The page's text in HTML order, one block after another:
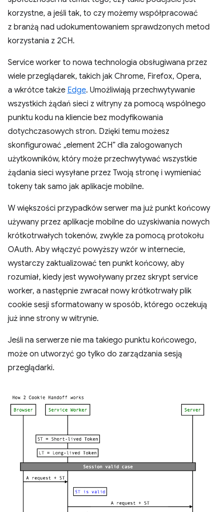
korzystne, a jeśli tak, to czy możemy współpracować
z branżą nad udokumentowaniem sprawdzonych metod
korzystania z 2CH.
Service worker to nowa technologia obsługiwana przez
wiele przeglądarek, takich jak Chrome, Firefox, Opera,
a wkrótce także Edge. Umożliwiają przechwytywanie
wszystkich żądań sieci z witryny za pomocą wspólnego
punktu kodu na kliencie bez modyfikowania
dotychczasowych stron. Dzięki temu możesz
skonfigurować „element 2CH” dla zalogowanych
użytkowników, który może przechwytywać wszystkie
żądania sieci wysyłane przez Twoją stronę i wymieniać
tokeny tak samo jak aplikacje mobilne.
W większości przypadków serwer ma już punkt końcowy
używany przez aplikacje mobilne do uzyskiwania nowych
krótkotrwałych tokenów, zwykle za pomocą protokołu
OAuth. Aby włączyć powyższy wzór w internecie,
wystarczy zaktualizować ten punkt końcowy, aby
rozumiał, kiedy jest wywoływany przez skrypt service
worker, a następnie zwracał nowy krótkotrwały plik
cookie sesji sformatowany w sposób, którego oczekują
już inne strony w witrynie.
Jeśli na serwerze nie ma takiego punktu końcowego,
może on utworzyć go tylko do zarządzania sesją
przeglądarki.